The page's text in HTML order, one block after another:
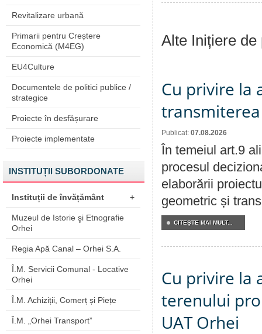
Revitalizare urbană
Primarii pentru Creștere
Economică (M4EG)
EU4Culture
Documentele de politici publice /
strategice
Proiecte în desfășurare
Proiecte implementate
INSTITUȚII SUBORDONATE
Instituții de învățământ +
Muzeul de Istorie şi Etnografie
Orhei
Regia Apă Canal – Orhei S.A.
Î.M. Servicii Comunal - Locative
Orhei
Î.M. Achiziții, Comerț și Piețe
Î.M. „Orhei Transport”
Alte Inițiere de
Cu privire la
Publicat: 07.08.2026
În temeiul art.9
procesul
elaborării
geometric și
CITEŞTE MAI MULT...
Cu privire la
terenului
UAT Orhei